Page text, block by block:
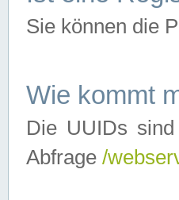
Sie können die
Wie kommt
Die UUIDs
Abfrage /